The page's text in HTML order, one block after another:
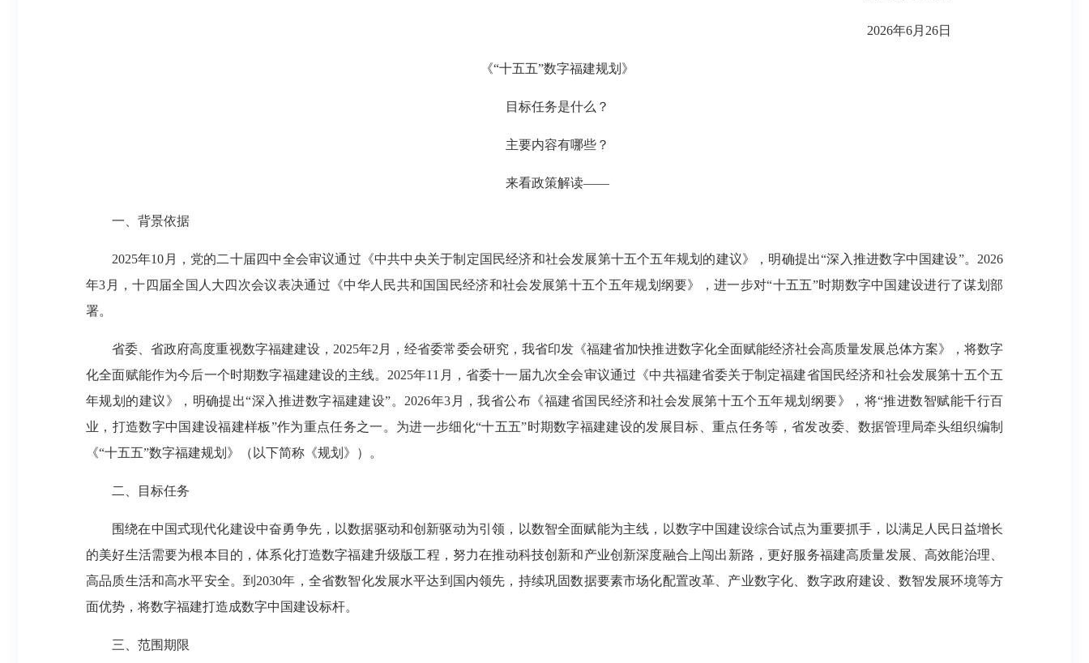
2026年6月26日
《“十五五”数字福建规划》
目标任务是什么？
主要内容有哪些？
来看政策解读——
一、背景依据
2025年10月，党的二十届四中全会审议通过《中共中央关于制定国民经济和社会发展第十五个五年规划的建议》，明确提出“深入推进数字中国建设”。2026
年3月，十四届全国人大四次会议表决通过《中华人民共和国国民经济和社会发展第十五个五年规划纲要》，进一步对“十五五”时期数字中国建设进行了谋划部
署。
省委、省政府高度重视数字福建建设，2025年2月，经省委常委会研究，我省印发《福建省加快推进数字化全面赋能经济社会高质量发展总体方案》，将数字
化全面赋能作为今后一个时期数字福建建设的主线。2025年11月，省委十一届九次全会审议通过《中共福建省委关于制定福建省国民经济和社会发展第十五个五
年规划的建议》，明确提出“深入推进数字福建建设”。2026年3月，我省公布《福建省国民经济和社会发展第十五个五年规划纲要》，将“推进数智赋能千行百
业，打造数字中国建设福建样板”作为重点任务之一。为进一步细化“十五五”时期数字福建建设的发展目标、重点任务等，省发改委、数据管理局牵头组织编制
《“十五五”数字福建规划》（以下简称《规划》）。
二、目标任务
围绕在中国式现代化建设中奋勇争先，以数据驱动和创新驱动为引领，以数智全面赋能为主线，以数字中国建设综合试点为重要抓手，以满足人民日益增长
的美好生活需要为根本目的，体系化打造数字福建升级版工程，努力在推动科技创新和产业创新深度融合上闯出新路，更好服务福建高质量发展、高效能治理、
高品质生活和高水平安全。到2030年，全省数智化发展水平达到国内领先，持续巩固数据要素市场化配置改革、产业数字化、数字政府建设、数智发展环境等方
面优势，将数字福建打造成数字中国建设标杆。
三、范围期限